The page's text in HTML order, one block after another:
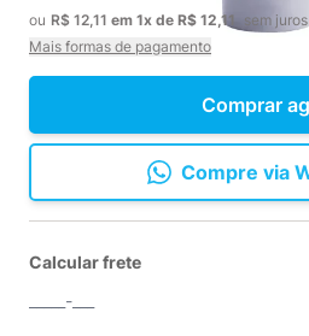
Comprar
ou R$ 12,11 em 1x de R$ 12,11 sem juros
Mais formas de pagamento
Compre via
Calcular frete